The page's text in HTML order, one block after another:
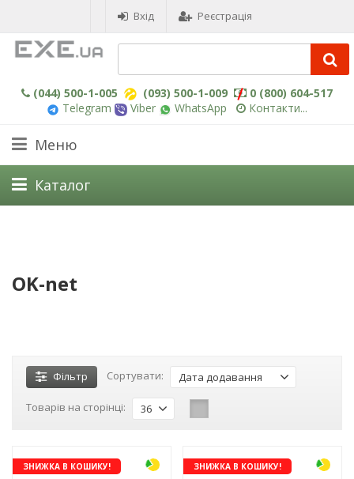
Вхід Реєстрація
(044) 500-1-005 (093) 500-1-009
0 (800) 604-517
Telegram
Viber WhatsApp Контакти...
Меню
Каталог
OK-net
Фільтр Сортувати: Дата додавання
Товарів на сторінці: 36
ЗНИЖКА В КОШИКУ! ЗНИЖКА В КОШИКУ!